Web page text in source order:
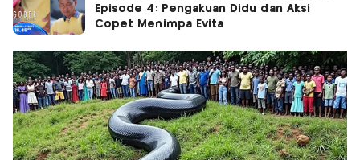
Episode 4: Pengakuan Didu dan Aksi
Copet Menimpa Evita